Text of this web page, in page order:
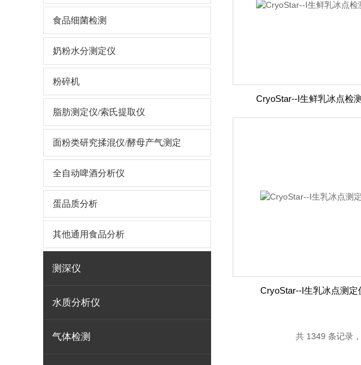
食品细菌检测
奶粉水分测定仪
粉碎机
脂肪测定仪/索氏提取仪
面粉类研究揉混仪/酵母产气测定
全自动啤酒分析仪
蛋品质分析
其他通用食品分析
测深仪
水质分析仪
气体检测
CryoStar--I生鲜乳冰点检
CryoStar--I生乳冰点测定
共 1349 条记录